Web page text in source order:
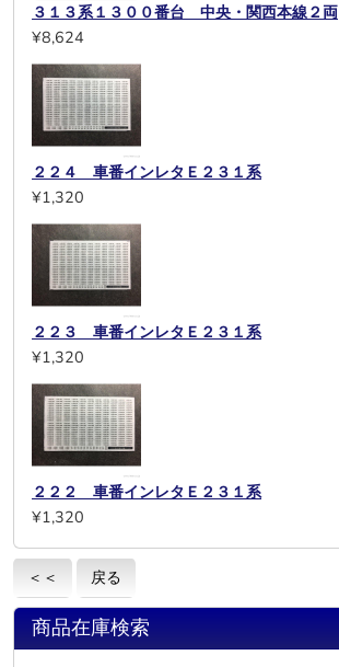
３１３系１３００番台 中央・関西本線２両
¥8,624
２２４ 車番インレタＥ２３１系
¥1,320
２２３ 車番インレタＥ２３１系
¥1,320
２２２ 車番インレタＥ２３１系
¥1,320
＜＜ 戻る
商品在庫検索